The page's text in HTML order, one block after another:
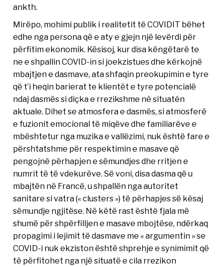
ankth.
Mirëpo, mohimi publik i realitetit të COVIDIT bëhet
edhe nga persona që e aty e gjejn një levërdi për
përfitim ekonomik. Kësisoj, kur disa këngëtarë te
ne e shpallin COVID-in si joekzistues dhe kërkojnë
mbajtjen e dasmave, ata shfaqin preokupimin e tyre
që t’i heqin barierat te klientët e tyre potencialë
ndaj dasmës si diçka e rrezikshme nê situatên
aktuale. Dihet se atmosfera e dasmës, si atmosferë
e fuzionit emocional të miqëve dhe familiarëve e
mbështetur nga muzika e vallëzimi, nuk është fare e
përshtatshme për respektimin e masave që
pengojnë përhapjen e sëmundjes dhe rritjen e
numrit të të vdekurëve. Së voni, disa dasma që u
mbajtën në Francë, u shpallën nga autoritet
sanitare si vatra (« clusters ») të përhapjes së kêsaj
sëmundje ngjitëse. Në këtë rast është fjala më
shumë për shpërfilljen e masave mbojtëse, ndërkaq
propagimi i lejimit të dasmave me « argumentin » se
COVID-i nuk ekziston është shprehje e synimimit që
të përfitohet nga një situatë e cila rrezikon